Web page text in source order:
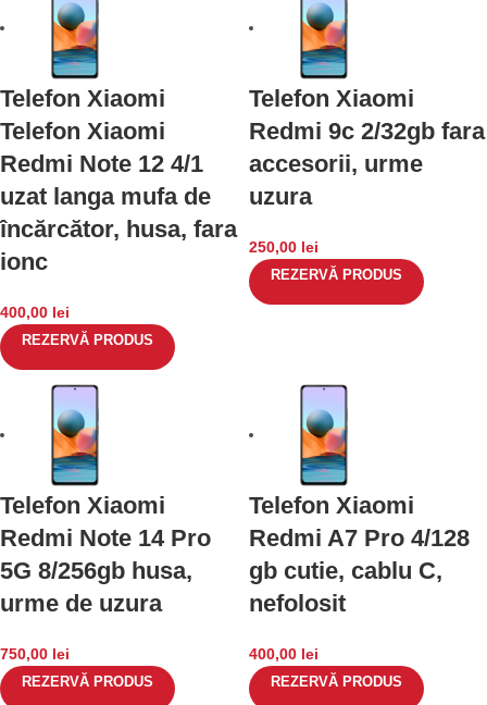
Telefon Xiaomi
Telefon Xiaomi
Redmi Note 12 4/1
uzat langa mufa de
încărcător, husa, fara
ionc
400,00 lei
REZERVĂ PRODUS
Telefon Xiaomi
Redmi 9c 2/32gb fara
accesorii, urme
uzura
250,00 lei
REZERVĂ PRODUS
Telefon Xiaomi
Redmi Note 14 Pro
5G 8/256gb husa,
urme de uzura
750,00 lei
REZERVĂ PRODUS
Telefon Xiaomi
Redmi A7 Pro 4/128
gb cutie, cablu C,
nefolosit
400,00 lei
REZERVĂ PRODUS